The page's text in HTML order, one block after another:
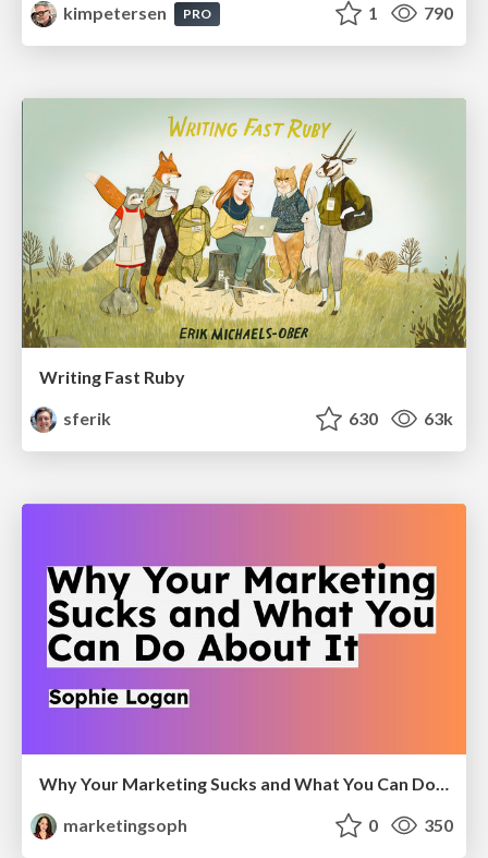
kimpetersen
PRO 1 790
Writing Fast Ruby
sferik
630 63k
marketingsoph
0 350